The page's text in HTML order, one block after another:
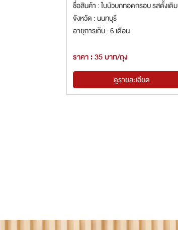
ชื่อสินค้า : ใบบัวบกทอดกรอบ รสดั้งเดิม
จังหวัด : นนทบุรี
อายุการเก็บ : 6 เดือน
ราคา : 35 บาท/ถุง
ดูรายละเอียด